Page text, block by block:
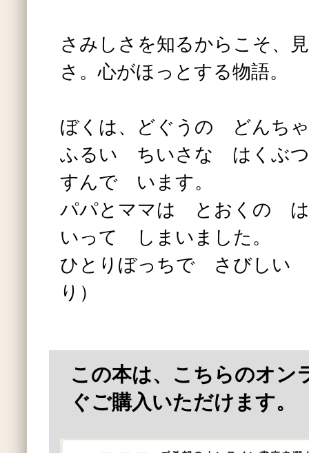
さみしさを知るからこそ、
さ。心がほっとする物語。
ぼくは、どぐうの どんち
ふるい ちいさな はくぶ
すんで います。
パパとママは とおくの は
いって しまいました。
ひとりぼっちで さびしい
り）
この本は、こちらのオン
ぐご購入いただけます。